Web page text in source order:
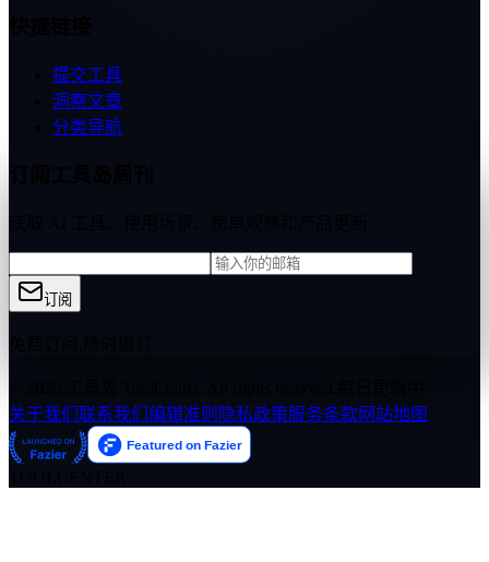
提交工具
洞察文章
分类导航
订阅
关于我们 联系我们 编辑准则 隐私政策服务条款网站地图